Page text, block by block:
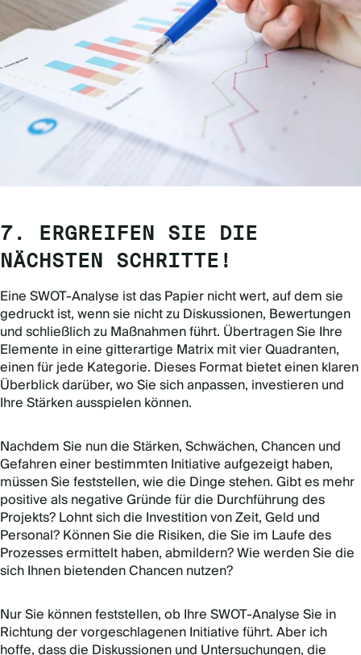
7. ERGREIFEN SIE DIE
NÄCHSTEN SCHRITTE!
Eine SWOT-Analyse ist das Papier nicht wert, auf dem sie
gedruckt ist, wenn sie nicht zu Diskussionen, Bewertungen
und schließlich zu Maßnahmen führt. Übertragen Sie Ihre
Elemente in eine gitterartige Matrix mit vier Quadranten,
einen für jede Kategorie. Dieses Format bietet einen klaren
Überblick darüber, wo Sie sich anpassen, investieren und
Ihre Stärken ausspielen können.
Nachdem Sie nun die Stärken, Schwächen, Chancen und
Gefahren einer bestimmten Initiative aufgezeigt haben,
müssen Sie feststellen, wie die Dinge stehen. Gibt es mehr
positive als negative Gründe für die Durchführung des
Projekts? Lohnt sich die Investition von Zeit, Geld und
Personal? Können Sie die Risiken, die Sie im Laufe des
Prozesses ermittelt haben, abmildern? Wie werden Sie die
sich Ihnen bietenden Chancen nutzen?
Nur Sie können feststellen, ob Ihre SWOT-Analyse Sie in
Richtung der vorgeschlagenen Initiative führt. Aber ich
hoffe, dass die Diskussionen und Untersuchungen, die